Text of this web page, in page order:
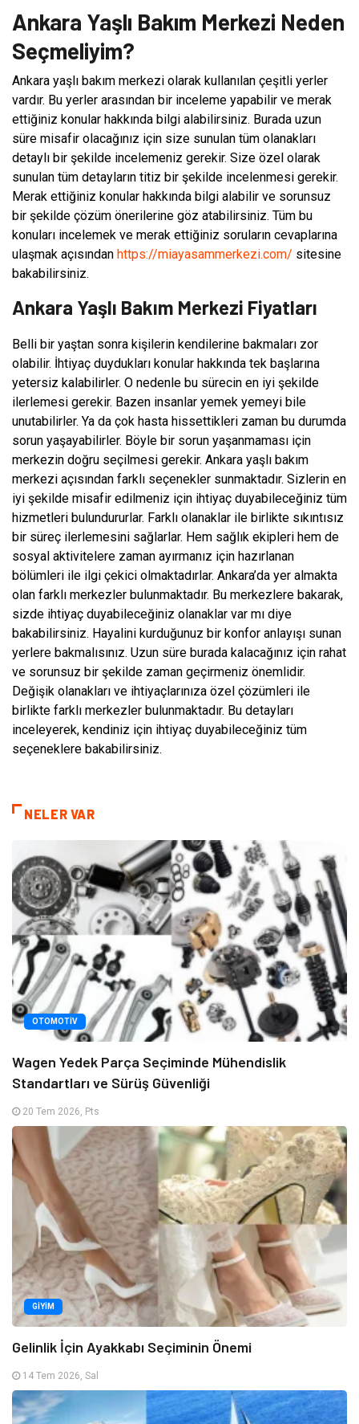
Ankara Yaşlı Bakım Merkezi Neden
Seçmeliyim?
Ankara yaşlı bakım merkezi olarak kullanılan çeşitli yerler
vardır. Bu yerler arasından bir inceleme yapabilir ve merak
ettiğiniz konular hakkında bilgi alabilirsiniz. Burada uzun
süre misafir olacağınız için size sunulan tüm olanakları
detaylı bir şekilde incelemeniz gerekir. Size özel olarak
sunulan tüm detayların titiz bir şekilde incelenmesi gerekir.
Merak ettiğiniz konular hakkında bilgi alabilir ve sorunsuz
bir şekilde çözüm önerilerine göz atabilirsiniz. Tüm bu
konuları incelemek ve merak ettiğiniz soruların cevaplarına
ulaşmak açısından https://miayasammerkezi.com/ sitesine
bakabilirsiniz.
Ankara Yaşlı Bakım Merkezi Fiyatları
Belli bir yaştan sonra kişilerin kendilerine bakmaları zor
olabilir. İhtiyaç duydukları konular hakkında tek başlarına
yetersiz kalabilirler. O nedenle bu sürecin en iyi şekilde
ilerlemesi gerekir. Bazen insanlar yemek yemeyi bile
unutabilirler. Ya da çok hasta hissettikleri zaman bu durumda
sorun yaşayabilirler. Böyle bir sorun yaşanmaması için
merkezin doğru seçilmesi gerekir. Ankara yaşlı bakım
merkezi açısından farklı seçenekler sunmaktadır. Sizlerin en
iyi şekilde misafir edilmeniz için ihtiyaç duyabileceğiniz tüm
hizmetleri bulundururlar. Farklı olanaklar ile birlikte sıkıntısız
bir süreç ilerlemesini sağlarlar. Hem sağlık ekipleri hem de
sosyal aktivitelere zaman ayırmanız için hazırlanan
bölümleri ile ilgi çekici olmaktadırlar. Ankara’da yer almakta
olan farklı merkezler bulunmaktadır. Bu merkezlere bakarak,
sizde ihtiyaç duyabileceğiniz olanaklar var mı diye
bakabilirsiniz. Hayalini kurduğunuz bir konfor anlayışı sunan
yerlere bakmalısınız. Uzun süre burada kalacağınız için rahat
ve sorunsuz bir şekilde zaman geçirmeniz önemlidir.
Değişik olanakları ve ihtiyaçlarınıza özel çözümleri ile
birlikte farklı merkezler bulunmaktadır. Bu detayları
inceleyerek, kendiniz için ihtiyaç duyabileceğiniz tüm
seçeneklere bakabilirsiniz.
NELER VAR
OTOMOTIV
Wagen Yedek Parça Seçiminde Mühendislik
Standartları ve Sürüş Güvenliği
20 Tem 2026, Pts
GIYIM
Gelinlik İçin Ayakkabı Seçiminin Önemi
14 Tem 2026, Sal